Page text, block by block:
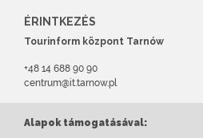
ÉRINTKEZÉS
Tourinform központ Tarnów
+48 14 688 90 90
centrum@it.tarnow.pl
Alapok támogatásával: